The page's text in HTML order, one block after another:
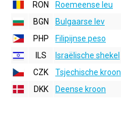
RON
Roemeense leu
BGN
Bulgaarse lev
PHP
Filipijnse peso
ILS
Israëlische shekel
CZK
Tsjechische kroon
DKK
Deense kroon